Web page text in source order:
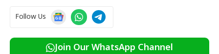
Follow Us
Join Our WhatsApp Channel